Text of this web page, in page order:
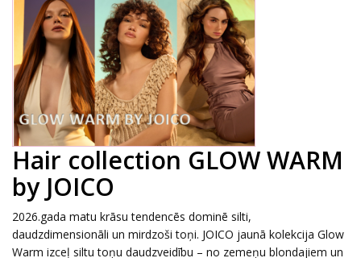
Hair collection GLOW WARM
by JOICO
2026.gada matu krāsu tendencēs dominē silti,
daudzdimensionāli un mirdzoši toņi. JOICO jaunā kolekcija Glow
Warm izceļ siltu toņu daudzveidību – no zemeņu blondajiem un